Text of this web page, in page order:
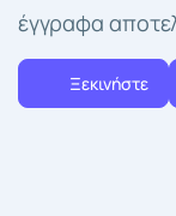
έγγραφα
Ξεκινήστε